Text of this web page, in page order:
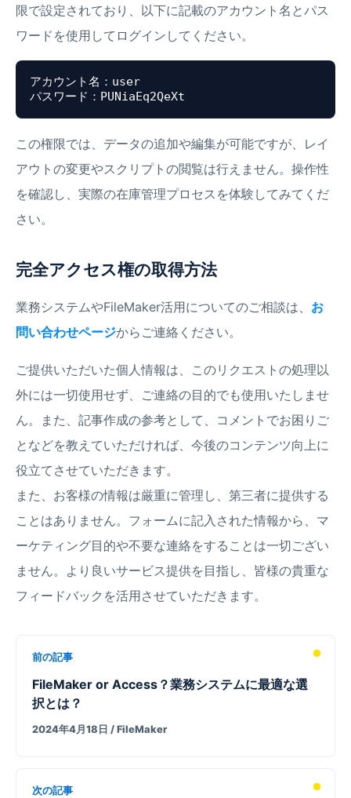
限で設定されており、以下に記載のアカウント名とパス
ワードを使用してログインしてください。
アカウント名：user
この権限では、データの追加や編集が可能ですが、レイ
アウトの変更やスクリプトの閲覧は行えません。操作性
を確認し、実際の在庫管理プロセスを体験してみてくだ
さい。
完全アクセス権の取得方法
業務システムやFileMaker活用についてのご相談は、 お
問い合わせページからご連絡ください。
ご提供いただいた個人情報は、このリクエストの処理以
外には一切使用せず、ご連絡の目的でも使用いたしませ
ん。また、記事作成の参考として、コメントでお困りご
となどを教えていただければ、今後のコンテンツ向上に
役立てさせていただきます。
また、お客様の情報は厳重に管理し、第三者に提供する
ことはありません。フォームに記入された情報から、マ
ーケティング目的や不要な連絡をすることは一切ござい
ません。より良いサービス提供を目指し、皆様の貴重な
フィードバックを活用させていただきます。
前の記事
FileMaker or Access？業務システムに最適な選
択とは？
2024年4月18日 / FileMaker
次の記事